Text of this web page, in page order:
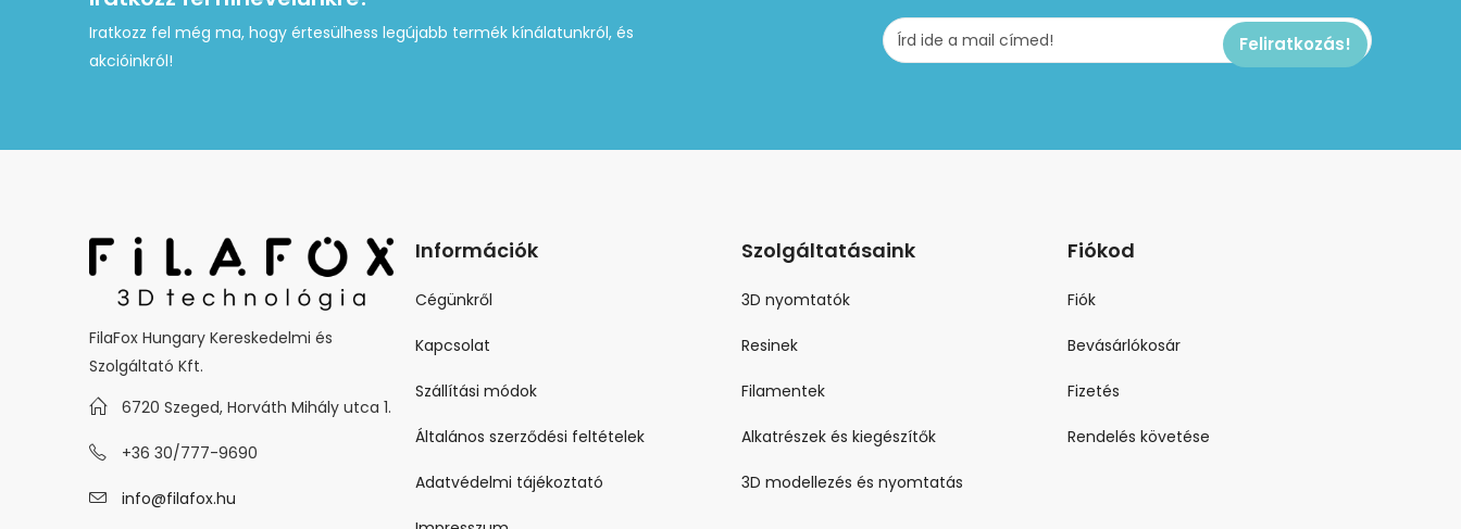
Iratkozz fel még ma, hogy értesülhess legújabb termék kínálatunkról, és
akcióinkról!
FilaFox Hungary Kereskedelmi és
Szolgáltató Kft.
6720 Szeged, Horváth Mihály utca 1.
+36 30/777-9690
info@filafox.hu
Információk
Cégünkről
Kapcsolat
Szállítási módok
Általános szerződési feltételek
Adatvédelmi tájékoztató
Szolgáltatásaink
3D nyomtatók
Resinek
Filamentek
Alkatrészek és kiegészítők
3D modellezés és nyomtatás
Fiókod
Fiók
Bevásárlókosár
Fizetés
Rendelés követése